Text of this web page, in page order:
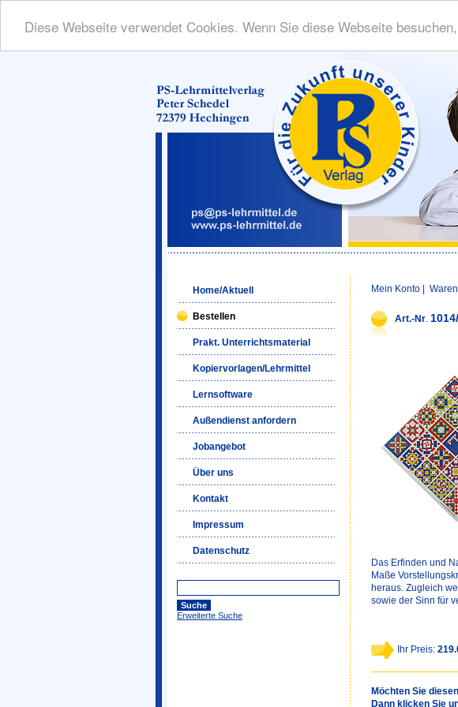
Diese Webseite verwendet Cookies. Wenn Sie diese Webseite
Home/Aktuell
Bestellen
Prakt. Unterrichtsmaterial
Kopiervorlagen/Lehrmittel
Lernsoftware
Außendienst anfordern
Jobangebot
Über uns
Kontakt
Impressum
Datenschutz
Erweiterte Suche
Mein Konto
Art.-Nr.
Das Erfinden und
Maße
heraus. Zugleich
sowie der Sinn für
Ihr Preis:
Möchten Sie
Dann klicken Sie